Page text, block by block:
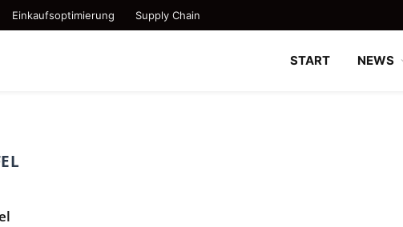
Einkaufsoptimierung Supply Chain
START NEWS